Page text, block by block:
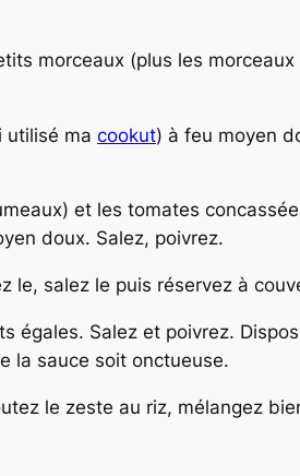
morceaux (plus les
utilisé ma cookut) à feu moyen
et les tomates
doux. Salez, poivrez.
le, salez le puis réservez à
égales. Salez et poivrez.
la sauce soit onctueuse.
le zeste au riz, mélangez